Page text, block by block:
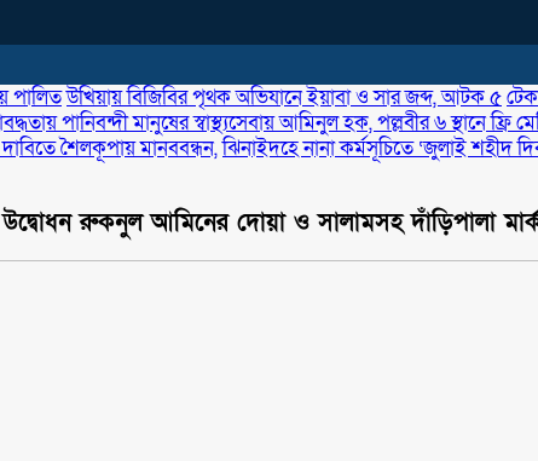
পালিতউখিয়ায় বিজিবির পৃথক অভিযানে ইয়াবা ও সার জব্দ, আটক ৫
পানিবন্দী মানুষের স্বাস্থ্যসেবায় আমিনুল হক, পল্লবীর ৬ স্থানে ফ্রি
শৈলকূপায় মানববন্ধন,ঝিনাইদহে নানা কর্মসূচিতে ‘জুলাই শহীদ
উদ্বোধন রুকনুল আমিনের দোয়া ও সালামসহ দাঁড়িপালা